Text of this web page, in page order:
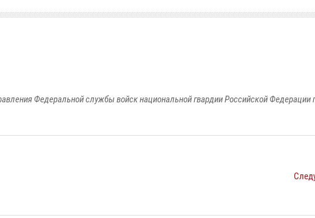
Федеральной службы войск национальной гвардии Российской Федерации